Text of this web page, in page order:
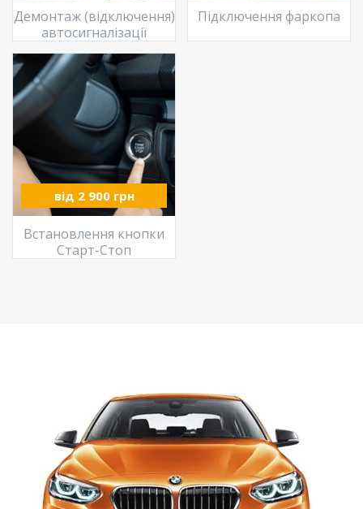
Демонтаж (відключення)
автосигналізації
Підключення фаркопа
від 2 900 грн
Встановлення кнопки
Старт-Стоп